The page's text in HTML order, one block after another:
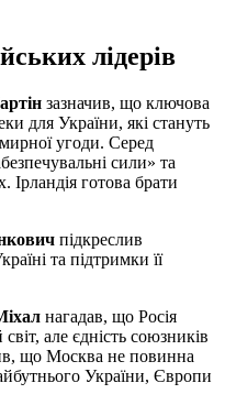
лідерів
зазначив, що ключова
для України, які стануть
угоди. Серед
сили» та
Ірландія готова брати
підкреслив
та підтримки її
нагадав, що Росія
але єдність союзників
що Москва не повинна
України, Європи